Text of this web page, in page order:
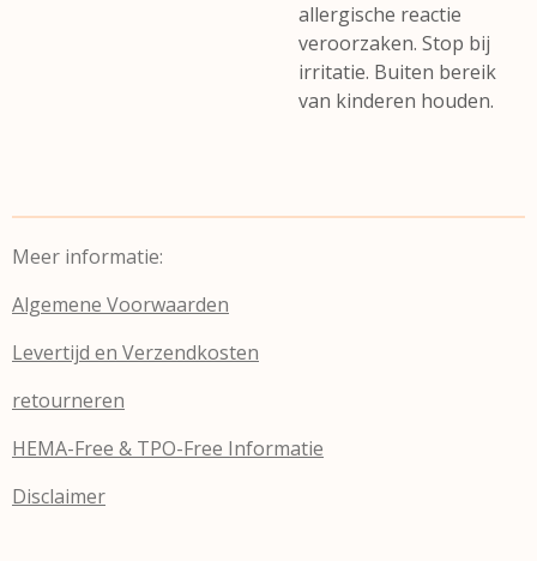
allergische reactie
veroorzaken. Stop bij
irritatie. Buiten bereik
van kinderen houden.
Meer informatie:
Algemene Voorwaarden
Levertijd en Verzendkosten
retourneren
HEMA-Free & TPO-Free Informatie
Disclaimer